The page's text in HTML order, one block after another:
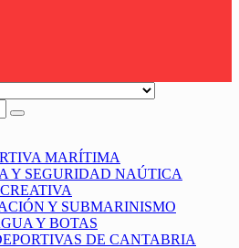
MARÍTIMA
Y SEGURIDAD NAÚTICA
Y SUBMARINISMO
Y BOTAS
DE CANTABRIA